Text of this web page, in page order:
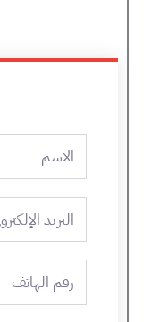
الإلكتروني
الهاتف